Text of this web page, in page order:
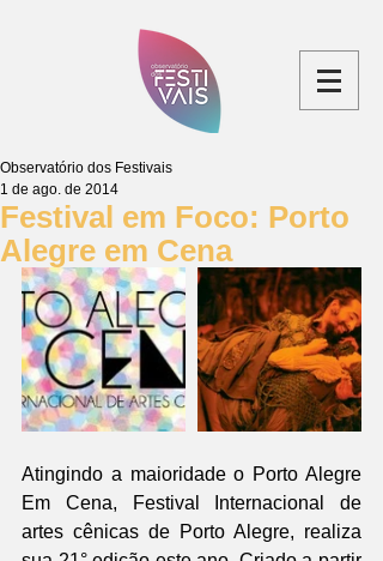
Festival em Foco: Porto
Alegre em Cena
Observatório dos Festivais
1 de ago. de 2014
Atingindo a maioridade o Porto Alegre
Em Cena, Festival Internacional de
artes cênicas de Porto Alegre, realiza